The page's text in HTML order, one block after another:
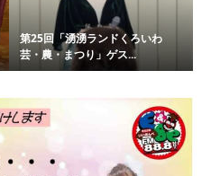
第25回「湧湧ランドくろいわ
芸・農・まつり」ゲス...